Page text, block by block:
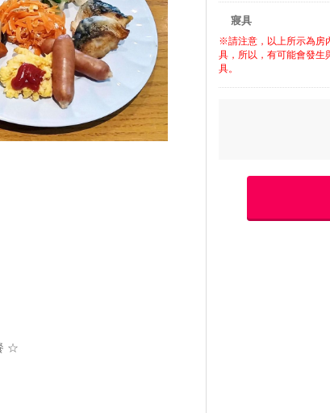
☆
寢具
※請注意，以上所示為房
具，所以，有可能會發生
具。